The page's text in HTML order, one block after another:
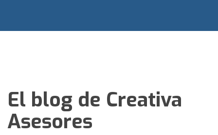
El blog de Creativa
Asesores